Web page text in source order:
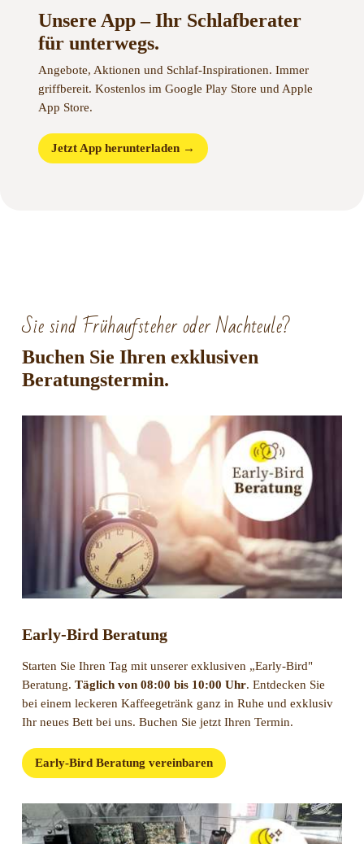
Unsere App – Ihr Schlafberater
für unterwegs.
Angebote, Aktionen und Schlaf-Inspirationen. Immer
griffbereit. Kostenlos im Google Play Store und Apple
App Store.
Jetzt App herunterladen →
Sie sind Frühaufsteher oder Nachteule?
Buchen Sie Ihren exklusiven
Beratungstermin.
Early-Bird Beratung
Starten Sie Ihren Tag mit unserer exklusiven „Early-Bird"
Beratung. Täglich von 08:00 bis 10:00 Uhr. Entdecken Sie
bei einem leckeren Kaffeegetränk ganz in Ruhe und exklusiv
Ihr neues Bett bei uns. Buchen Sie jetzt Ihren Termin.
Early-Bird Beratung vereinbaren